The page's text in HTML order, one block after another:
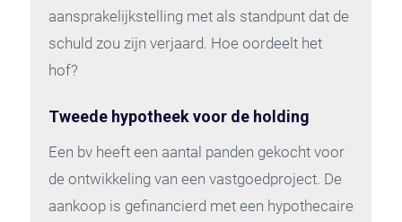
aansprakelijkstelling met als standpunt dat de
schuld zou zijn verjaard. Hoe oordeelt het
hof?
Tweede hypotheek voor de holding
Een bv heeft een aantal panden gekocht voor
de ontwikkeling van een vastgoedproject. De
aankoop is gefinancierd met een hypothecaire